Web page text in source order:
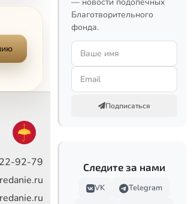
2:03
1:28
0:49
2:04
92-79
Благотворительного
фонда.
Подписаться
Следите за нами
VK
Telegram